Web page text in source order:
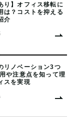
り】オフィス移転に
は？コストを抑える
介
リノベーション3つ
や注意点を知って理
スを実現